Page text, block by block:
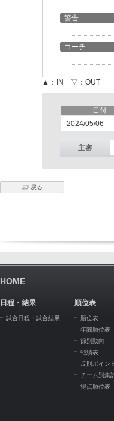
警告
コーチ
▲：IN ▽：OUT
日付
2024/05/06
主審
戻る
HOME
日程・結果
試合日程・試合結果
順位表
順位表
年間順位表
節別動向
戦績表
反則ポイン
チーム別集
得点順位表